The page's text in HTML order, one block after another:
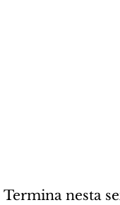
Termina nesta